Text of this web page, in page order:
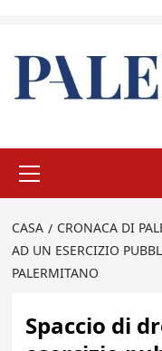
principale
CASA CRONACA DI
AD UN ESERCIZIO
PALERMITANO
Spaccio di